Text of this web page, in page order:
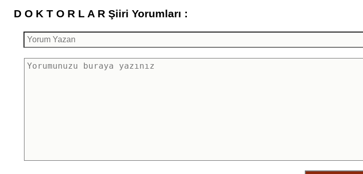
D O K T O R L A R Şiiri Yorumları :